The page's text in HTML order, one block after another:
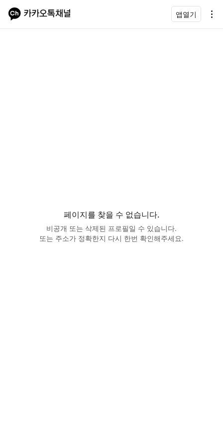
앱열기
페이지를 찾을 수 없습니다.
비공개 또는 삭제된 프로필일 수 있습니다.
또는 주소가 정확한지 다시 한번 확인해주세요.